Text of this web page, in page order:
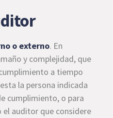
o externo. En
y complejidad, que
a tiempo
la persona indicada
cumplimiento, o para
auditor que considere